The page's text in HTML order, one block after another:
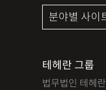
테헤란 그룹
법무법인 테헤란